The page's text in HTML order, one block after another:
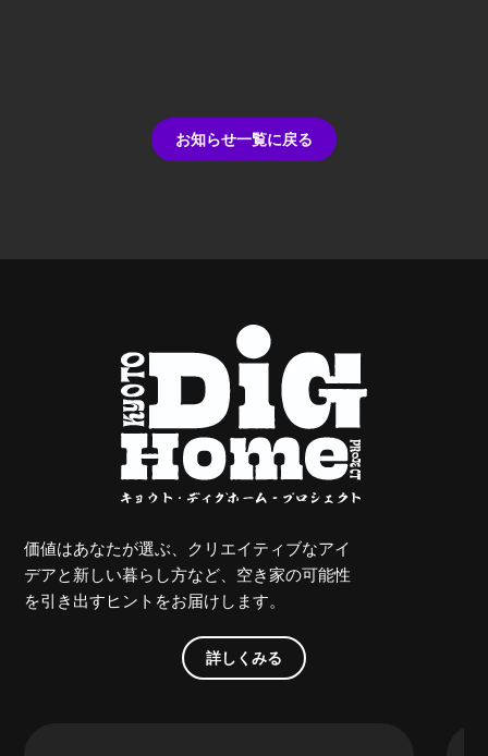
お知らせ一覧に戻る
価値はあなたが選ぶ、クリエイティブなアイ
デアと新しい暮らし方など、空き家の可能性
を引き出すヒントをお届けします。
詳しくみる